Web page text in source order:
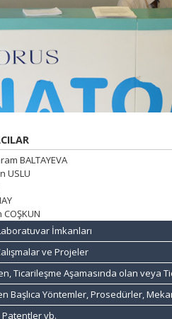
BALTAYEVA
USLU
İmkanları
ve Projeler
Ticarileşme Aşamasında olan veya
Başlıca Yöntemler, Prosedürler,
Patentler vb.